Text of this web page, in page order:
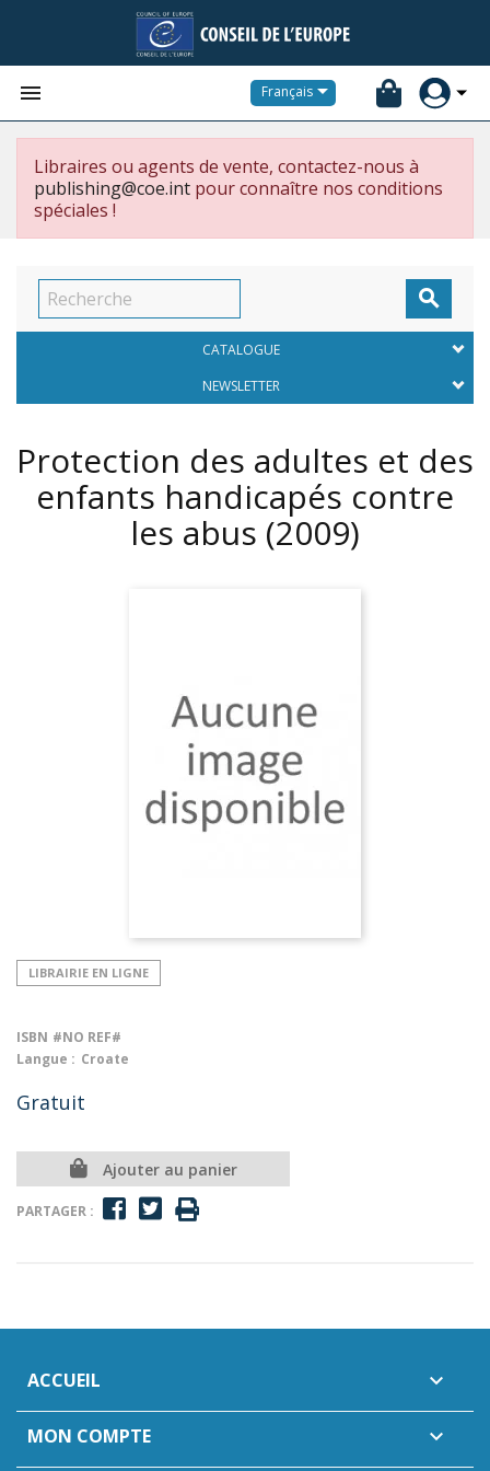
 Français
Libraires ou agents de vente, contactez-nous à
publishing@coe.int pour connaître nos conditions
spéciales !

CATALOGUE
NEWSLETTER
Protection des adultes et des
enfants handicapés contre
les abus (2009)
LIBRAIRIE EN LIGNE
ISBN #NO REF#
Langue : Croate
Gratuit
Ajouter au panier
PARTAGER :
ACCUEIL 
MON COMPTE 